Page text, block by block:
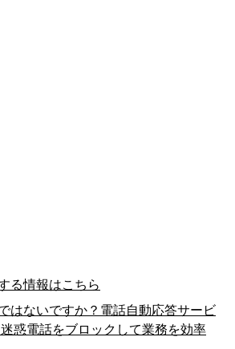
る情報はこちら
はないですか？電話自動応答サービ
惑電話をブロックして業務を効率